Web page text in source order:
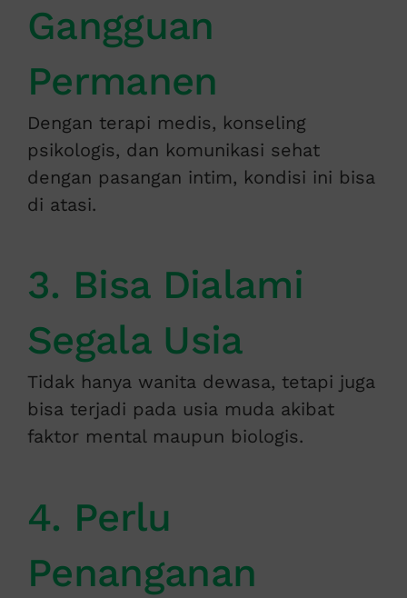
Gangguan
Permanen
Dengan terapi medis, konseling
psikologis, dan komunikasi sehat
dengan pasangan intim, kondisi ini bisa
di atasi.
3. Bisa Dialami
Segala Usia
Tidak hanya wanita dewasa, tetapi juga
bisa terjadi pada usia muda akibat
faktor mental maupun biologis.
4. Perlu
Penanganan